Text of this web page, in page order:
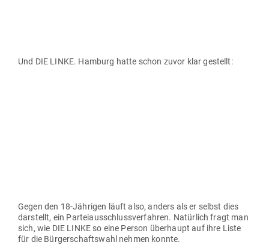
Und DIE LINKE. Hamburg hatte schon zuvor klar gestellt:
Gegen den 18-Jäh­rigen läuft also, anders als er selbst dies
dar­stellt, ein Par­tei­aus­schluss­ver­fahren. Natürlich fragt man
sich, wie DIE LINKE so eine Person über­haupt auf ihre Liste
für die Bür­ger­schaftswahl nehmen konnte.